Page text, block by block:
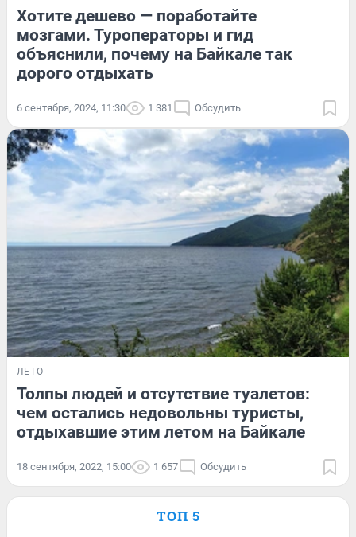
Хотите дешево — поработайте
мозгами. Туроператоры и гид
объяснили, почему на Байкале так
дорого отдыхать
6 сентября, 2024, 11:30 1 381 Обсудить
ЛЕТО
Толпы людей и отсутствие туалетов:
чем остались недовольны туристы,
отдыхавшие этим летом на Байкале
18 сентября, 2022, 15:00 1 657 Обсудить
ТОП 5